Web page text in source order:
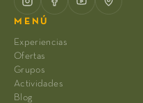
MENÚ
Experiencias
Ofertas
Grupos
Actividades
Blog